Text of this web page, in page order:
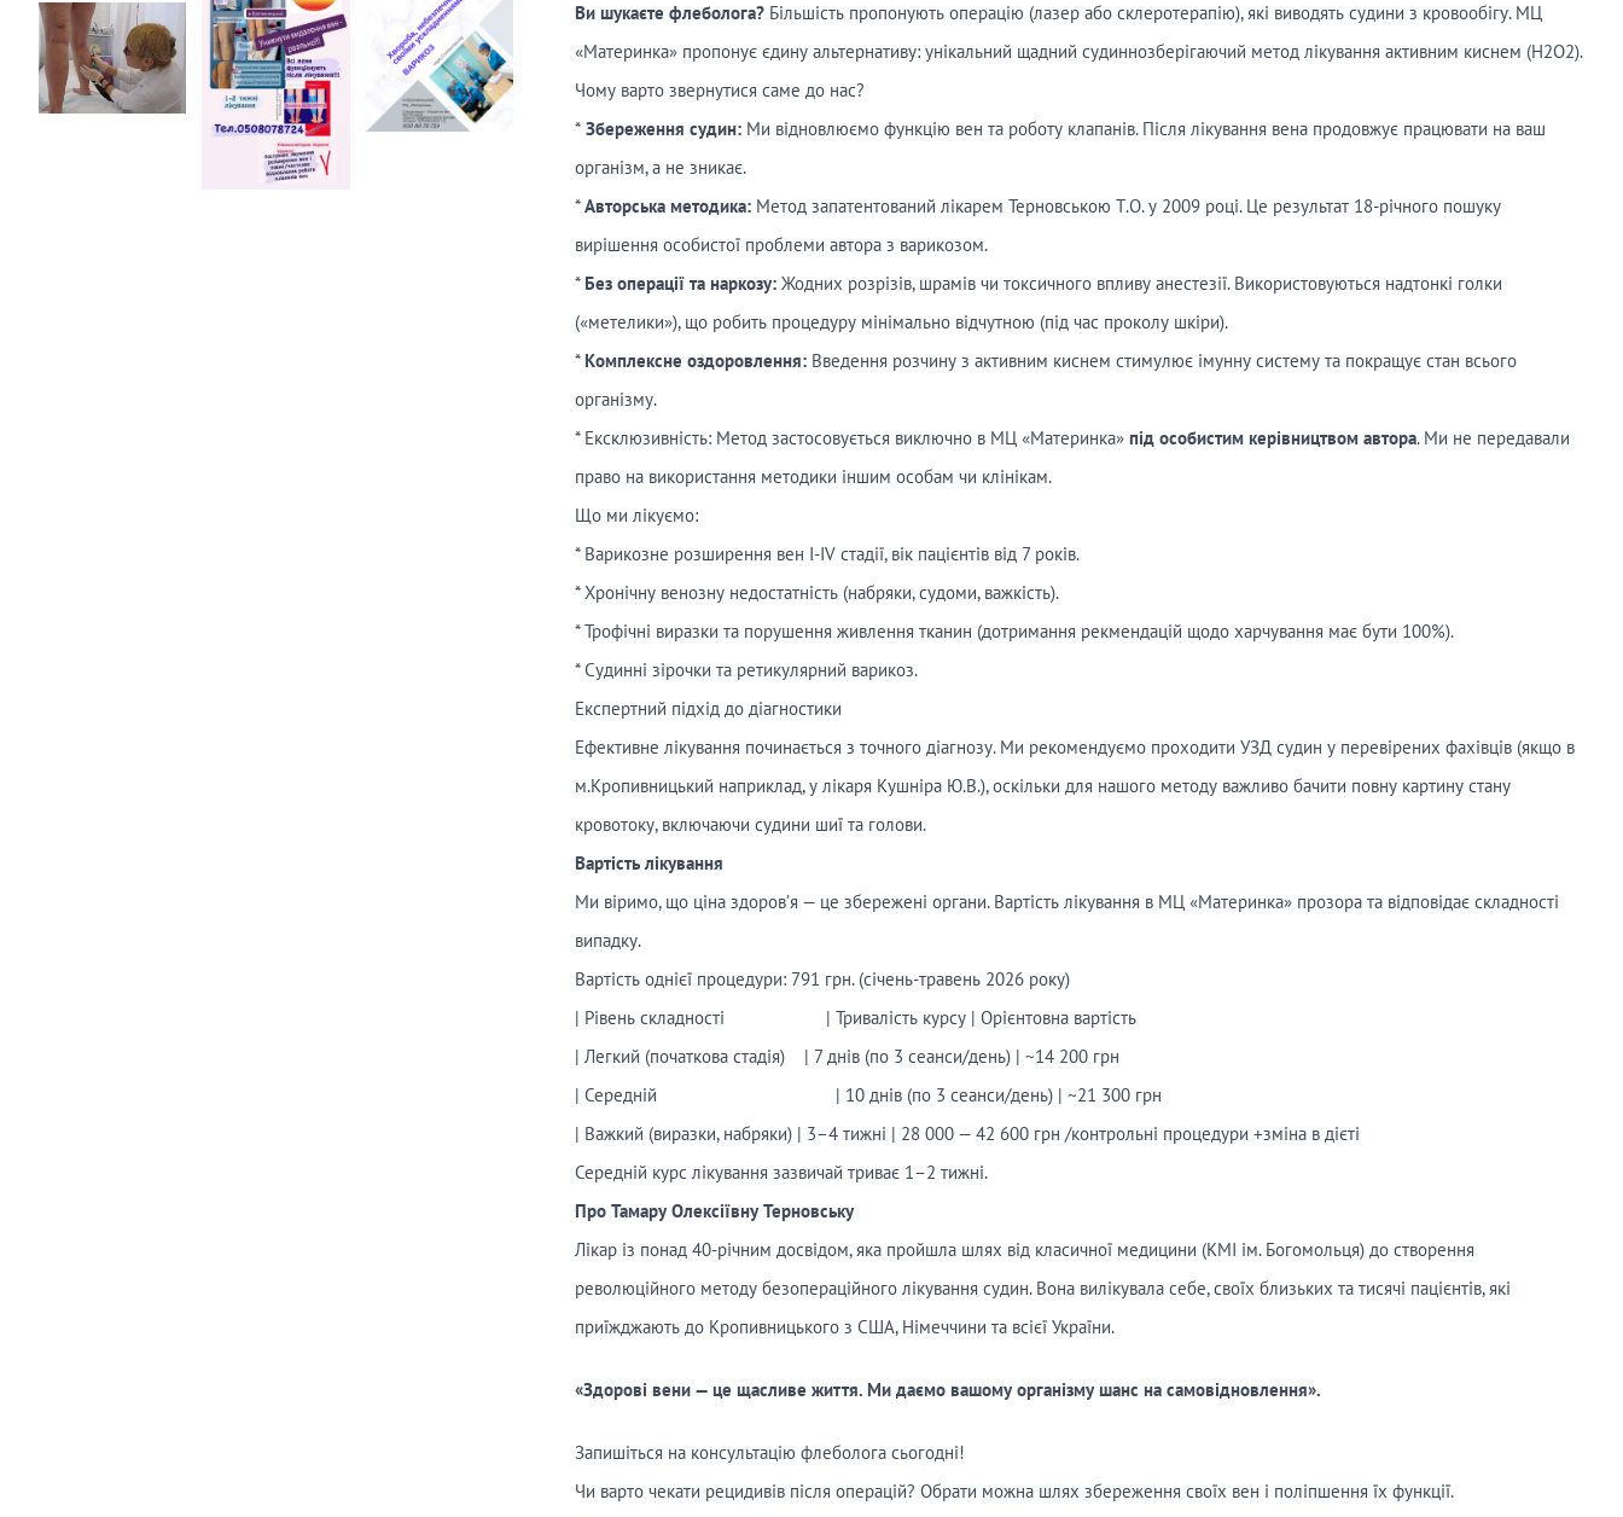
Ви шукаєте флеболога?Більшість пропонують операцію (лазер або склеротерапію), які виводять судини з кровообігу. МЦ
«Материнка» пропонує єдину альтернативу: унікальний щадний судиннозберігаючий метод лікування активним киснем (H2O2).
Чому варто звернутися саме до нас?
*Збереження судин:Ми відновлюємо функцію вен та роботу клапанів. Після лікування вена продовжує працювати на ваш
організм, а не зникає.
*Авторська методика:Метод запатентований лікарем Терновською Т.О. у 2009 році. Це результат 18-річного пошуку
вирішення особистої проблеми автора з варикозом.
* Без операції та наркозу:Жодних розрізів, шрамів чи токсичного впливу анестезії. Використовуються надтонкі голки
(«метелики»), що робить процедуру мінімально відчутною (під час проколу шкіри).
* Комплексне оздоровлення:Введення розчину з активним киснем стимулює імунну систему та покращує стан всього
організму.
* Ексклюзивність: Метод застосовується виключно в МЦ «Материнка»під особистим керівництвом автора. Ми не передавали
право на використання методики іншим особам чи клінікам.
Що ми лікуємо:
* Варикозне розширення вен I-IV стадії, вік пацієнтів від 7 років.
* Хронічну венозну недостатність (набряки, судоми, важкість).
* Трофічні виразки та порушення живлення тканин (дотримання рекмендацій щодо харчування має бути 100%).
* Судинні зірочки та ретикулярний варикоз.
Експертний підхід до діагностики
Ефективне лікування починається з точного діагнозу. Ми рекомендуємо проходити УЗД судин у перевірених фахівців (якщо в
м.Кропивницький наприклад, у лікаря Кушніра Ю.В.), оскільки для нашого методу важливо бачити повну картину стану
кровотоку, включаючи судини шиї та голови.
Вартість лікування
Ми віримо, що ціна здоров’я — це збережені органи. Вартість лікування в МЦ «Материнка» прозора та відповідає складності
випадку.
Вартість однієї процедури: 791 грн. (січень-травень 2026 року)
| Рівень складності | Тривалість курсу | Орієнтовна вартість
| Легкий (початкова стадія) | 7 днів (по 3 сеанси/день) | ~14 200 грн
| Середній | 10 днів (по 3 сеанси/день) | ~21 300 грн
| Важкий (виразки, набряки) | 3–4 тижні | 28 000 — 42 600 грн /контрольні процедури +зміна в дієті
Середній курс лікування зазвичай триває 1–2 тижні.
Про Тамару Олексіївну Терновську
Лікар із понад 40-річним досвідом, яка пройшла шлях від класичної медицини (КМІ ім. Богомольця) до створення
революційного методу безопераційного лікування судин. Вона вилікувала себе, своїх близьких та тисячі пацієнтів, які
приїжджають до Кропивницького з США, Німеччини та всієї України.
«Здорові вени — це щасливе життя. Ми даємо вашому організму шанс на самовідновлення».
Запишіться на консультацію флеболога сьогодні!
Чи варто чекати рецидивів після операцій? Обрати можна шлях збереження своїх вен і поліпшення їх функції.